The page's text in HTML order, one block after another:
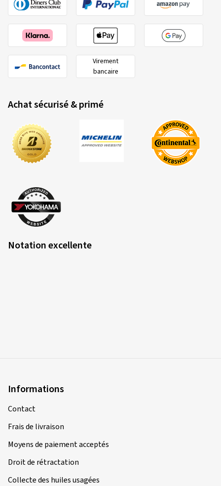
Virement
bancaire
Achat sécurisé & primé
Notation excellente
Informations
Contact
Frais de livraison
Moyens de paiement acceptés
Droit de rétractation
Collecte des huiles usagées